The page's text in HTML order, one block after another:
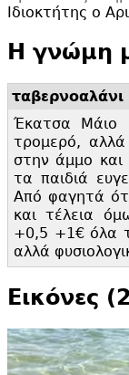
Ιδιοκτήτης ο
Η γνώμη
ταβερνοαλάνι
Έκατσα Μάιο
τρομερό,
στην άμμο και
τα παιδιά
Από φαγητά
και τέλεια
+0,5 +1€ όλα
αλλά
Εικόνες